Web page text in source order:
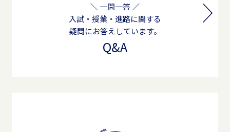
＼ 一問一答 ／
入試・授業・進路に関する
疑問にお答えしています。
Q&A